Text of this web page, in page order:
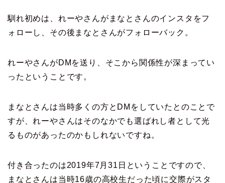
馴れ初めは、れーやさんがまなとさんのインスタをフ
ォローし、その後まなとさんがフォローバック。
れーやさんがDMを送り、そこから関係性が深まってい
ったということです。
まなとさんは当時多くの方とDMをしていたとのことで
すが、れーやさんはそのなかでも選ばれし者として光
るものがあったのかもしれないですね。
付き合ったのは2019年7月31日ということですので、
まなとさんは当時16歳の高校生だった頃に交際がスタ